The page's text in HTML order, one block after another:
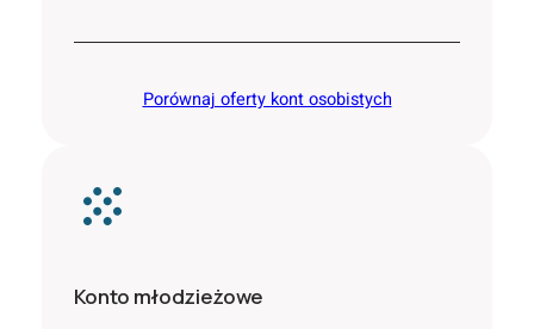
Porównaj oferty kont osobistych
Konto młodzieżowe